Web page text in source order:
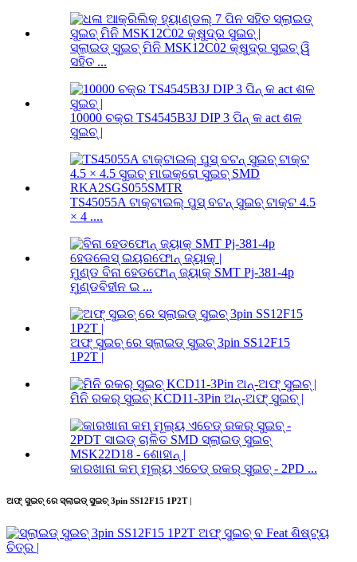
ସ୍ଲାଇଡ୍ ସୁଇଚ୍ ମିନି MSK12C02 କ୍ଷୁଦ୍ର ସୁଇଚ୍ ୱି
ସହିତ ...
10000 ଚକ୍ର TS4545B3J DIP 3 ପିନ୍ କ act ଶଳ
ସୁଇଚ୍ |
TS45055A ଟାକ୍ଟାଇଲ୍ ପୁସ୍ ବଟନ୍ ସୁଇଚ୍ ଟାକ୍ଟ 4.5
× 4 ....
ମୁଣ୍ଡ ବିନା ହେଡଫୋନ୍ ଜ୍ୟାକ୍ SMT Pj-381-4p
ମୁଣ୍ଡବିହୀନ ଇ ...
ଅଫ୍ ସୁଇଚ୍ ରେ ସ୍ଲାଇଡ୍ ସୁଇଚ୍ 3pin SS12F15
1P2T |
ମିନି ରକର୍ ସୁଇଚ୍ KCD11-3Pin ଅନ୍-ଅଫ୍ ସୁଇଚ୍ |
କାରଖାନା କମ୍ ମୂଲ୍ୟ ଏଚେଡ୍ ରକର୍ ସୁଇଚ୍ - 2PD ...
ଅଫ୍ ସୁଇଚ୍ ରେ ସ୍ଲାଇଡ୍ ସୁଇଚ୍ 3pin SS12F15 1P2T |